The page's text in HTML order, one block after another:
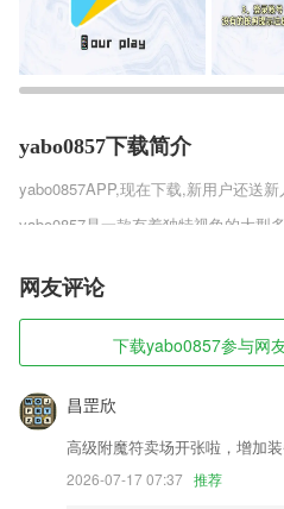
yabo0857下载简介
yabo0857APP,现在下载,新用户还送新
yabo0857是一款有着独特视角的大型
畅快比拼中，不断的提升自己，让自
法，等待你的参与游玩，各种非同一
间，使用不同的武器享受自由吃鸡的乐
yabo0857软件特色
1,方便强大的医护人员工作管理日按键
2,真题卷模拟实际应试环境，考试分
致，包括历年真题汇总
3,您可以通过自己阅读新闻、转发朋
网友评论
下载yabo0857参与网
昌罡欣
高级附魔符卖场开张啦，增加
2026-07-17 07:37 推荐